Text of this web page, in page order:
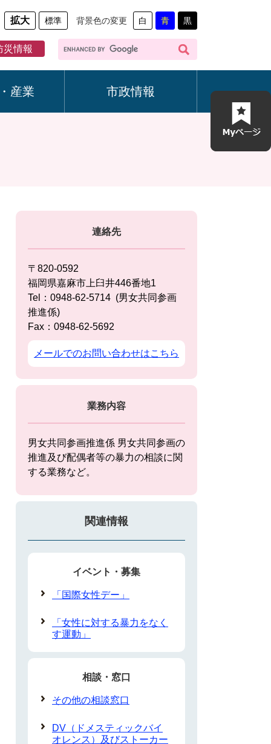
拡大 標準 背景色の変更 白 青 黒
災情報
G
o
産業 市政情報
連絡先
〒820-0592
福岡県嘉麻市上臼井446番地1
Tel：0948-62-5714
男女共同参画
推進係
Fax：0948-62-5692
メールでのお問い合わせはこちら
業務内容
男女共同参画推進係 男女共同参画の
推進及び配偶者等の暴力の相談に関
する業務など。
関連情報
イベント・募集
「国際女性デー」
「女性に対する暴力をなく
す運動」
相談・窓口
その他の相談窓口
DV（ドメスティックバイ
オレンス）及びストーカー